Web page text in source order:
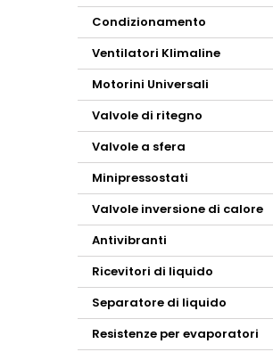
Condizionamento
Ventilatori Klimaline
Motorini Universali
Valvole di ritegno
Valvole a sfera
Minipressostati
Valvole inversione di calore
Antivibranti
Ricevitori di liquido
Separatore di liquido
Resistenze per evaporatori